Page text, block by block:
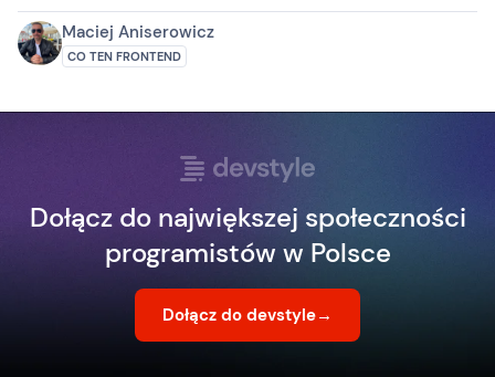
Maciej Aniserowicz
CO TEN FRONTEND
Dołącz do największej społeczności
programistów w Polsce
Dołącz do devstyle→